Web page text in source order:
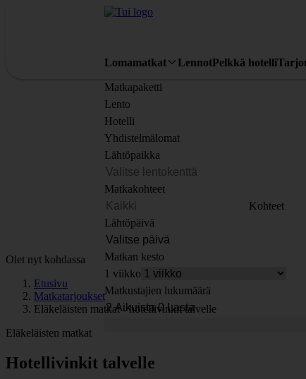
Lomamatkat LennotPelkkä hotelli
Matkapaketti
Lento
Hotelli
Yhdistelmälomat
Lähtöpaikka
Matkakohteet
Kohteet
Lähtöpäivä
Matkan kesto
1 viikko
Matkustajien lukumäärä
Olet nyt kohdassa
Etusivu
Matkatarjoukset
Eläkeläisten matkat - hotellivinkit talvelle
Eläkeläisten matkat
Hotellivinkit talvelle